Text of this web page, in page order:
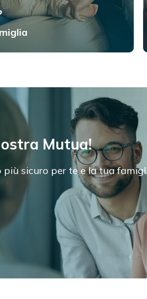
Mutua!
sicuro per te e la tua